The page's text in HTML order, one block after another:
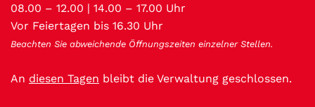
08.00 – 12.00 | 14.00 – 17.00 Uhr
Vor Feiertagen bis 16.30 Uhr
Beachten Sie abweichende Öffnungszeiten einzelner Stellen.
An diesen Tagen bleibt die Verwaltung geschlossen.